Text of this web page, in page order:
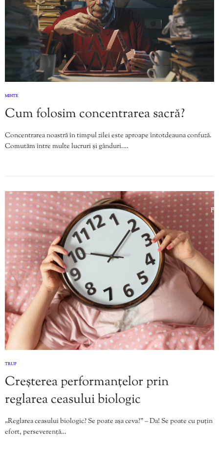
MINTE
Cum folosim concentrarea sacră?
Concentrarea noastră în timpul zilei este aproape întotdeauna confuză.
Comutăm între multe lucruri și gânduri.…
TRUP
Creșterea performanțelor prin
reglarea ceasului biologic
„Reglarea ceasului biologic? Se poate așa ceva?” – Da! Se poate cu puțin
efort, perseverență…